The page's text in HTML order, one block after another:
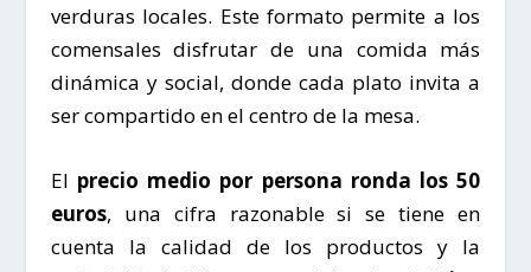
verduras locales. Este formato permite a los
comensales disfrutar de una comida más
dinámica y social, donde cada plato invita a
ser compartido en el centro de la mesa.
El precio medio por persona ronda los 50
euros, una cifra razonable si se tiene en
cuenta la calidad de los productos y la